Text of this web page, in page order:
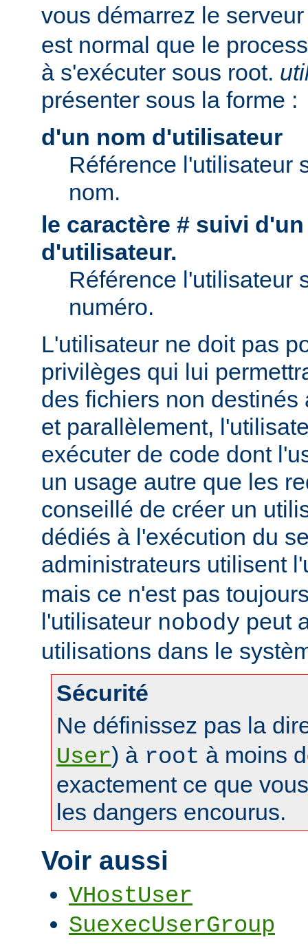
vous démarrez le
est normal que le
à s'exécuter sous root.
présenter sous la forme :
d'un nom d'utilisateur
Référence l'utilisateur
nom.
le caractère # suivi
d'utilisateur.
Référence l'utilisateur
numéro.
L'utilisateur ne doit pas
privilèges qui lui
des fichiers non destinés
et parallèlement,
exécuter de code dont
un usage autre que les
conseillé de créer un
dédiés à l'exécution du
administrateurs utilisent
mais ce n'est pas
l'utilisateur nobody peut
utilisations dans le
Sécurité
Ne définissez pas la
User) à root à moins
exactement ce que
les dangers encourus.
Voir aussi
VHostUser
SuexecUserGroup